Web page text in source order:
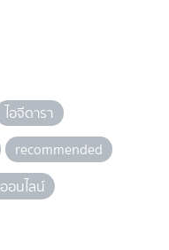
ไอจีดารา
recommended
อนไลน์